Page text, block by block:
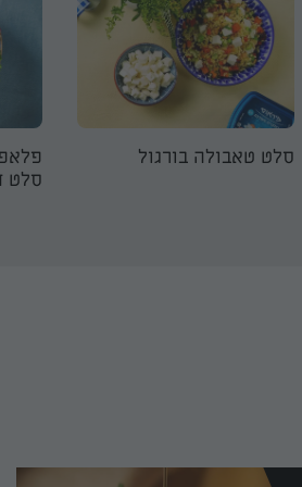
סלט טאבולה בורגול
סלט